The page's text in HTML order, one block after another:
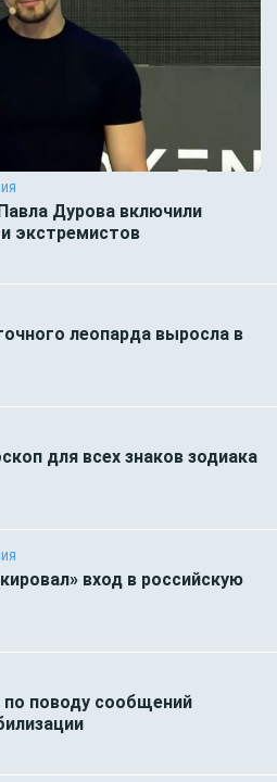
Дурова включили
экстремистов
леопарда выросла в
для всех знаков зодиака
вход в российскую
поводу сообщений